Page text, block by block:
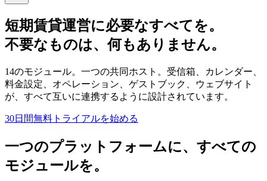
短期賃貸運営に必要なすべてを。
不要なものは、何もありません。
14のモジュール。一つの共同ホスト。受信箱、カレンダー、
料金設定、オペレーション、ゲストブック、ウェブサイト
が、すべて互いに連携するように設計されています。
30日間無料トライアルを始める
一つのプラットフォームに、すべての
モジュールを。